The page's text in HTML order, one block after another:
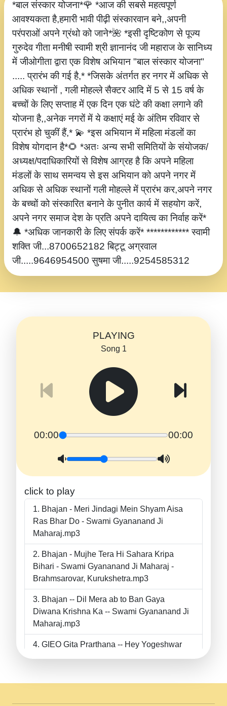
*बाल संस्कार योजना*🌹 *आज की सबसे महत्वपूर्ण
आवश्यकता है,हमारी भावी पीढ़ी संस्कारवान बने,,अपनी
परंपराओं अपने ग्रंथो को जाने*🌺 *इसी दृष्टिकोण से पूज्य
गुरुदेव गीता मनीषी स्वामी श्री ज्ञानानंद जी महाराज के सानिध्य
में जीओगीता द्वारा एक विशेष अभियान "बाल संस्कार योजना"
..... प्रारंभ की गई है,* *जिसके अंतर्गत हर नगर में अधिक से
अधिक स्थानों , गली मोहल्ले सैक्टर आदि में 5 से 15 वर्ष के
बच्चों के लिए सप्ताह में एक दिन एक घंटे की कक्षा लगाने की
योजना है,,अनेक नगरों में ये कक्षाएं मई के अंतिम रविवार से
प्रारंभ हो चुकीं हैं,* 💫 *इस अभियान में महिला मंडलों का
विशेष योगदान है*🌻 *अतः अन्य सभी समितियों के संयोजक/
अध्यक्ष/पदाधिकारियों से विशेष आग्रह है कि अपने महिला
मंडलों के साथ समन्वय से इस अभियान को अपने नगर में
अधिक से अधिक स्थानों गली मोहल्ले में प्रारंभ कर,अपने नगर
के बच्चों को संस्कारित बनाने के पुनीत कार्य में सहयोग करें,
अपने नगर समाज देश के प्रति अपने दायित्व का निर्वाह करें*
🔔 *अधिक जानकारी के लिए संपर्क करें* ************ स्वामी
शक्ति जी...8700652182 बिट्टू अग्रवाल
जी.....9646954500 सुषमा जी.....9254585312
PLAYING
Song 1
00:00 00:00
click to play
Bhajan - Meri Jindagi Mein Shyam Aisa
Ras Bhar Do - Swami Gyananand Ji
Maharaj.mp3
Bhajan - Mujhe Tera Hi Sahara Kripa
Bihari - Swami Gyananand Ji Maharaj -
Brahmsarovar, Kurukshetra.mp3
Bhajan -- Dil Mera ab to Ban Gaya
Diwana Krishna Ka -- Swami Gyananand Ji
Maharaj.mp3
GIEO Gita Prarthana -- Hey Yogeshwar
II Swami Gyananand Ji Maharaj.mp3